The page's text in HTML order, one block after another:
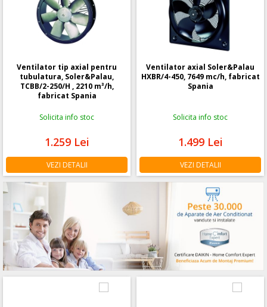
Ventilator tip axial pentru
tubulatura, Soler&Palau,
TCBB/2-250/H , 2210 m³/h,
fabricat Spania
Solicita info stoc
1.259 Lei
VEZI DETALII
Ventilator axial Soler&Palau
HXBR/4-450, 7649 mc/h, fabricat
Spania
Solicita info stoc
1.499 Lei
VEZI DETALII